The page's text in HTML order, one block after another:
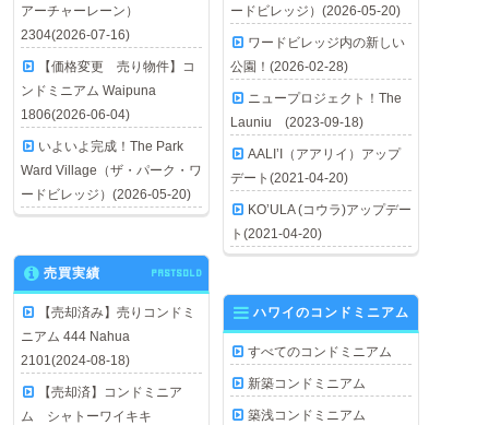
アーチャーレーン）
2304(2026-07-16)
【価格変更 売り物件】コ
ンドミニアム Waipuna
1806(2026-06-04)
いよいよ完成！The Park
Ward Village（ザ・パーク・ワ
ードビレッジ）(2026-05-20)
ードビレッジ）(2026-05-20)
ワードビレッジ内の新しい
公園！(2026-02-28)
ニュープロジェクト！The
Launiu (2023-09-18)
AALI’I（アアリイ）アップ
デート(2021-04-20)
KO’ULA (コウラ)アップデー
ト(2021-04-20)
売買実績 PASTSOLD
【売却済み】売りコンドミ
ニアム 444 Nahua
2101(2024-08-18)
【売却済】コンドミニア
ム シャトーワイキキ
ハワイのコンドミニアム
すべてのコンドミニアム
新築コンドミニアム
築浅コンドミニアム